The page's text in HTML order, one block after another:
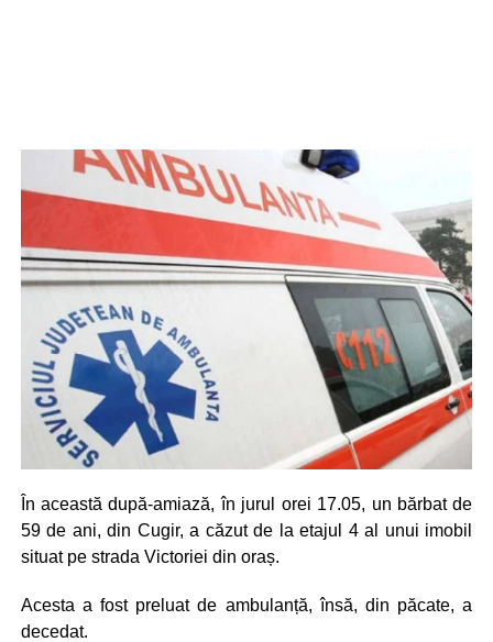
În această după-amiază, în jurul orei 17.05, un bărbat de
59 de ani, din Cugir, a căzut de la etajul 4 al unui imobil
situat pe strada Victoriei din oraș.
Acesta a fost preluat de ambulanță, însă, din păcate, a
decedat.